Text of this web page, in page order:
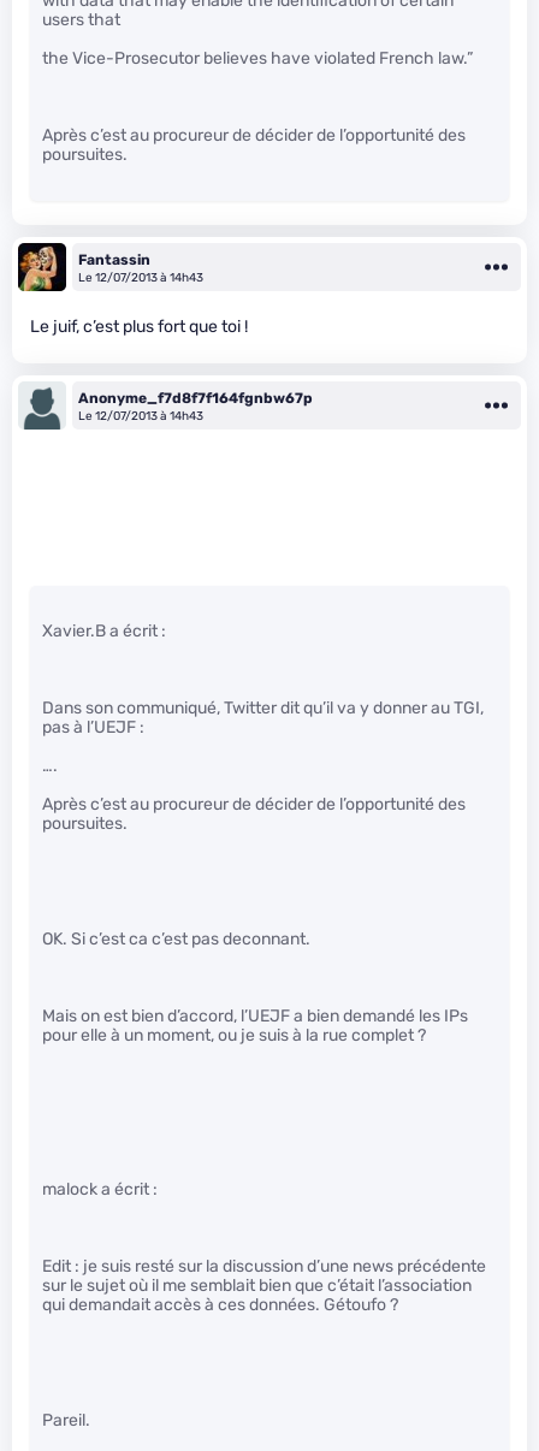
users that
the Vice-Prosecutor believes have violated French law.”
Après c’est au procureur de décider de l’opportunité des
poursuites.
Fantassin
Le 12/07/2013 à 14h43
Le juif, c’est plus fort que toi !
Anonyme_f7d8f7f164fgnbw67p
Le 12/07/2013 à 14h43
Xavier.B a écrit :
Dans son communiqué, Twitter dit qu’il va y donner au TGI,
pas à l’UEJF :
….
Après c’est au procureur de décider de l’opportunité des
poursuites.
OK. Si c’est ca c’est pas deconnant.
Mais on est bien d’accord, l’UEJF a bien demandé les IPs
pour elle à un moment, ou je suis à la rue complet ?
malock a écrit :
Edit : je suis resté sur la discussion d’une news précédente
sur le sujet où il me semblait bien que c’était l’association
qui demandait accès à ces données. Gétoufo ?
Pareil.